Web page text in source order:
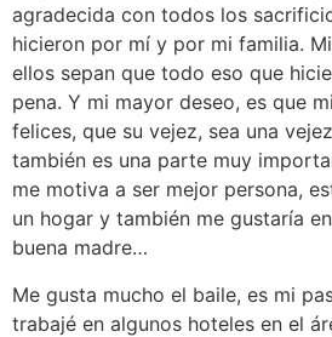
agradecida con todos los
hicieron por mí y por mi familia.
ellos sepan que todo eso que
pena. Y mi mayor deseo, es que
felices, que su vejez, sea una
también es una parte muy
me motiva a ser mejor persona,
un hogar y también me gustaría
buena madre…
Me gusta mucho el baile, es mi
trabajé en algunos hoteles en el